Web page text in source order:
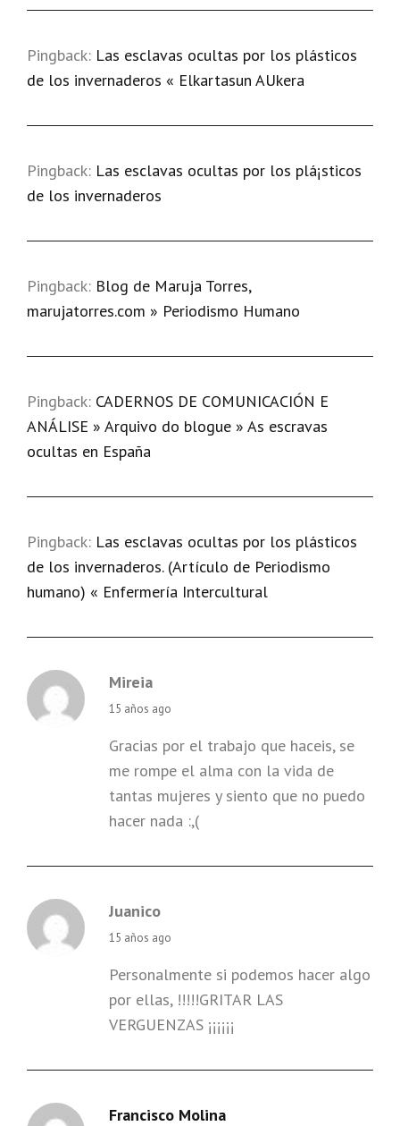
Pingback: Las esclavas ocultas por los plásticos
de los invernaderos « Elkartasun AUkera
Pingback: Las esclavas ocultas por los plá¡sticos
de los invernaderos
Pingback: Blog de Maruja Torres,
marujatorres.com » Periodismo Humano
Pingback: CADERNOS DE COMUNICACIÓN E
ANÁLISE » Arquivo do blogue » As escravas
ocultas en España
Pingback: Las esclavas ocultas por los plásticos
de los invernaderos. (Artículo de Periodismo
humano) « Enfermería Intercultural
Mireia
says:
15 años ago
Gracias por el trabajo que haceis, se
me rompe el alma con la vida de
tantas mujeres y siento que no puedo
hacer nada :,(
Juanico
says:
15 años ago
Personalmente si podemos hacer algo
por ellas, !!!!!GRITAR LAS
VERGUENZAS ¡¡¡¡¡¡
Francisco Molina